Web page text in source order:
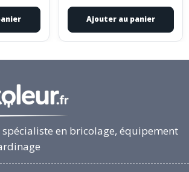
Ajouter au panier
en bricolage, équipement